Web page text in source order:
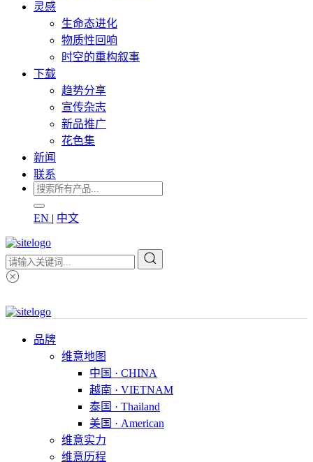
灵感
生命态进化
物质性回响
时空的重构叙事
下载
趋势分享
宣传杂志
新品推广
花色集
新闻
联系
EN | 中文
品牌
维意地图
中国 · CHINA
越南 · VIETNAM
泰国 · Thailand
美国 · American
维意实力
维意历程